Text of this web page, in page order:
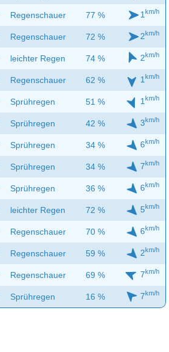
Regenschauer 77 % 1 km/h
Regenschauer 72 % 2km/h
leichter Regen 74 % 2km/h
Regenschauer 62 % 1 km/h
Sprühregen 51 % 1 km/h
Sprühregen 42 % 3km/h
Sprühregen 34 % 6km/h
Sprühregen 34 % 7km/h
Sprühregen 36 % 6km/h
leichter Regen 72 % 5km/h
Regenschauer 70 % 6km/h
Regenschauer 59 % 2km/h
Regenschauer 69 % 7km/h
Sprühregen 16 % 7km/h